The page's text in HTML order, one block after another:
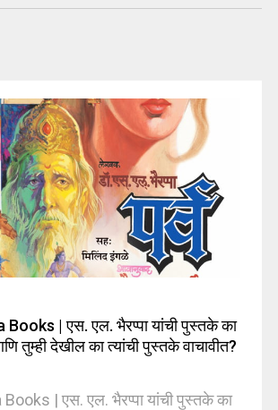
| एस. एल. भैरप्पा यांची पुस्तके का
तुम्ही देखील का त्यांची पुस्तके वाचावीत?
| एस. एल. भैरप्पा यांची पुस्तके का